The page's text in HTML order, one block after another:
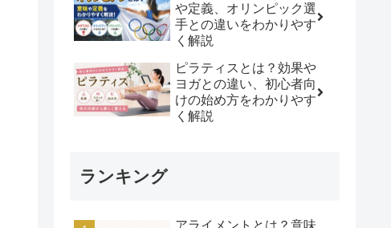
や定義、オリンピック選
手との違いをわかりやす
く解説
ピラティスとは？効果や
ヨガとの違い、初心者向
けの始め方をわかりやす
く解説
ランキング
アライメントとは？意味